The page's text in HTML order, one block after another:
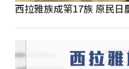
西拉雅族成第17族 原民日